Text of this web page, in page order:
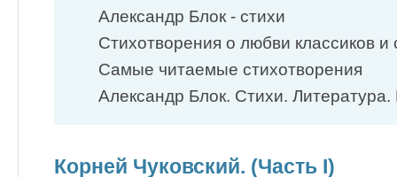
Александр Блок - стихи
Стихотворения о любви классиков
Самые читаемые стихотворения
Александр Блок. Стихи.
Корней Чуковский. (Часть I)